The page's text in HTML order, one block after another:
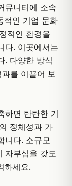
뮤니티에 소속
적인 기업 문화
적인 환경을
다. 이곳에서는
. 다양한 방식
를 이끌어 보
하면 탄탄한 기
정체성과 가
니다. 소규모
자부심을 갖도
하세요.